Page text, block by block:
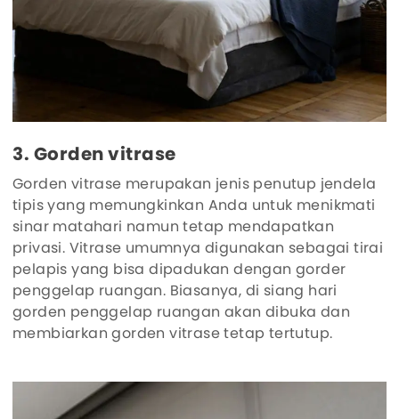
3. Gorden vitrase
Gorden vitrase merupakan jenis penutup jendela
tipis yang memungkinkan Anda untuk menikmati
sinar matahari namun tetap mendapatkan
privasi. Vitrase umumnya digunakan sebagai tirai
pelapis yang bisa dipadukan dengan gorder
penggelap ruangan. Biasanya, di siang hari
gorden penggelap ruangan akan dibuka dan
membiarkan gorden vitrase tetap tertutup.